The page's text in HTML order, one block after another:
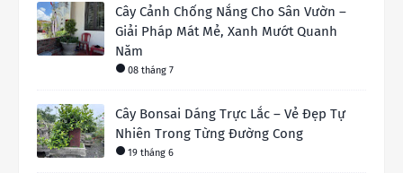
Cây Cảnh Chống Nắng Cho Sân Vườn –
Giải Pháp Mát Mẻ, Xanh Mướt Quanh
Năm
08 tháng 7
Cây Bonsai Dáng Trực Lắc – Vẻ Đẹp Tự
Nhiên Trong Từng Đường Cong
19 tháng 6